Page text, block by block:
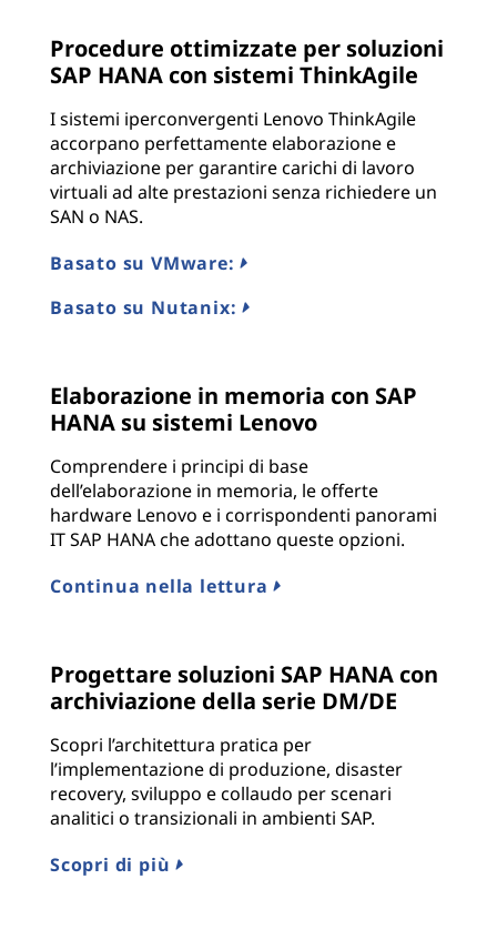
Procedure ottimizzate per soluzioni
SAP HANA con sistemi ThinkAgile
I sistemi iperconvergenti Lenovo ThinkAgile
accorpano perfettamente elaborazione e
archiviazione per garantire carichi di lavoro
virtuali ad alte prestazioni senza richiedere un
SAN o NAS.
Basato su VMware:
Basato su Nutanix:
Elaborazione in memoria con SAP
HANA su sistemi Lenovo
Comprendere i principi di base
dell’elaborazione in memoria, le offerte
hardware Lenovo e i corrispondenti panorami
IT SAP HANA che adottano queste opzioni.
Continua nella lettura
Progettare soluzioni SAP HANA con
archiviazione della serie DM/DE
Scopri l’architettura pratica per
l’implementazione di produzione, disaster
recovery, sviluppo e collaudo per scenari
analitici o transizionali in ambienti SAP.
Scopri di più